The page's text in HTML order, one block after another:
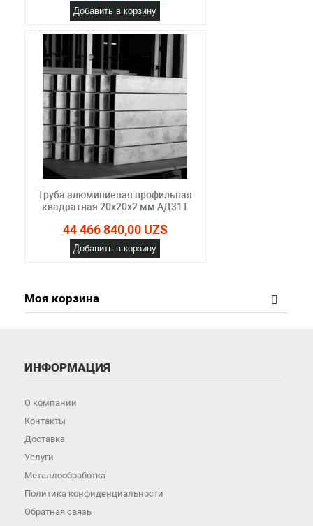
Добавить в корзину
Труба алюминиевая профильная
квадратная 20х20х2 мм АД31Т
44 466 840,00 UZS
Добавить в корзину
Моя корзина
ИНФОРМАЦИЯ
О компании
Контакты
Доставка
Услуги
Металлообработка
Политика конфиденциальности
Обратная связь